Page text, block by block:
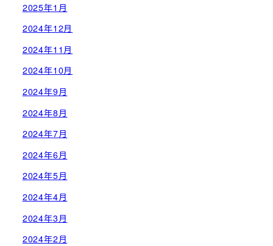
2025年1月
2024年12月
2024年11月
2024年10月
2024年9月
2024年8月
2024年7月
2024年6月
2024年5月
2024年4月
2024年3月
2024年2月